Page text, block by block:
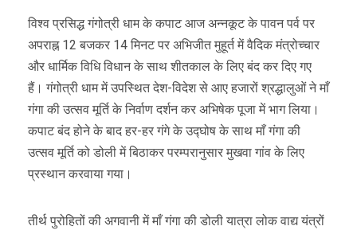
विश्व प्रसिद्ध गंगोत्री धाम के कपाट आज अन्नकूट के पावन पर्व पर
अपराह्न 12 बजकर 14 मिनट पर अभिजीत मुहूर्त में वैदिक मंत्रोच्चार
और धार्मिक विधि विधान के साथ शीतकाल के लिए बंद कर दिए गए
हैं। गंगोत्री धाम में उपस्थित देश-विदेश से आए हजारों श्रद्धालुओं ने माँ
गंगा की उत्सव मूर्ति के निर्वाण दर्शन कर अभिषेक पूजा में भाग लिया।
कपाट बंद होने के बाद हर-हर गंगे के उद्घोष के साथ माँ गंगा की
उत्सव मूर्ति को डोली में बिठाकर परम्परानुसार मुखवा गांव के लिए
प्रस्थान करवाया गया।
तीर्थ पुरोहितों की अगवानी में माँ गंगा की डोली यात्रा लोक वाद्य यंत्रों